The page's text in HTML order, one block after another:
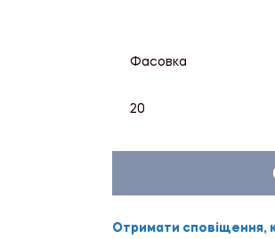
Фасовка
20
Отримати сповіщення,